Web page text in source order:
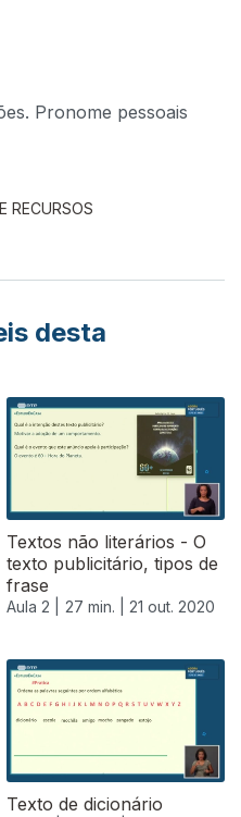
Pronome pessoais
RECURSOS
desta
Textos não literários - O
texto publicitário, tipos de
frase
Aula 2 | 27 min. | 21 out. 2020
Texto de dicionário